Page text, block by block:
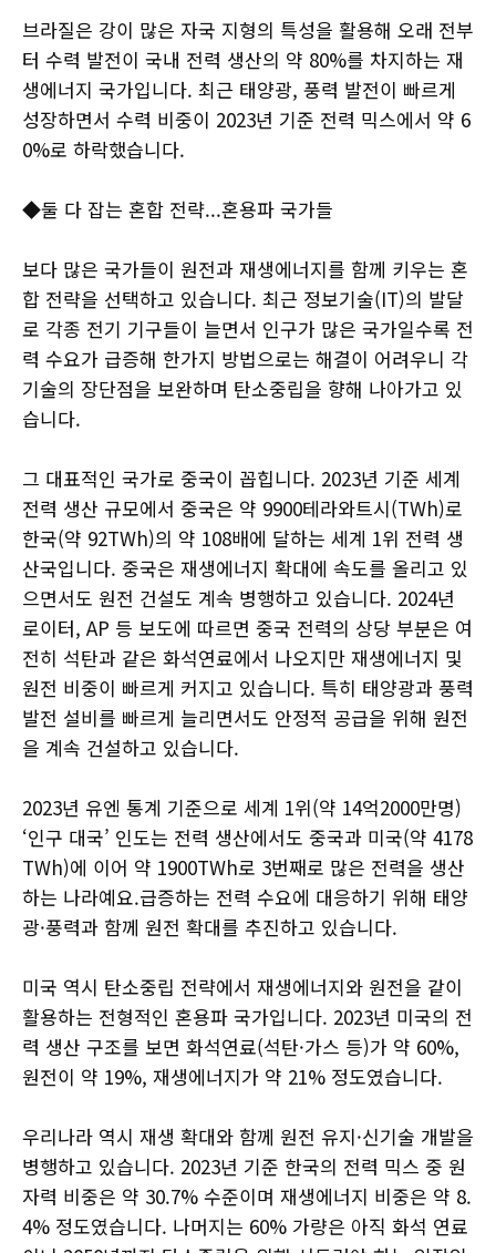
브라질은 강이 많은 자국 지형의 특성을 활용해 오래 전부
터 수력 발전이 국내 전력 생산의 약 80%를 차지하는 재
생에너지 국가입니다. 최근 태양광, 풍력 발전이 빠르게
성장하면서 수력 비중이 2023년 기준 전력 믹스에서 약 6
0%로 하락했습니다.
◆둘 다 잡는 혼합 전략...혼용파 국가들
보다 많은 국가들이 원전과 재생에너지를 함께 키우는 혼
합 전략을 선택하고 있습니다. 최근 정보기술(IT)의 발달
로 각종 전기 기구들이 늘면서 인구가 많은 국가일수록 전
력 수요가 급증해 한가지 방법으로는 해결이 어려우니 각
기술의 장단점을 보완하며 탄소중립을 향해 나아가고 있
습니다.
그 대표적인 국가로 중국이 꼽힙니다. 2023년 기준 세계
전력 생산 규모에서 중국은 약 9900테라와트시(TWh)로
한국(약 92TWh)의 약 108배에 달하는 세계 1위 전력 생
산국입니다. 중국은 재생에너지 확대에 속도를 올리고 있
으면서도 원전 건설도 계속 병행하고 있습니다. 2024년
로이터, AP 등 보도에 따르면 중국 전력의 상당 부분은 여
전히 석탄과 같은 화석연료에서 나오지만 재생에너지 및
원전 비중이 빠르게 커지고 있습니다. 특히 태양광과 풍력
발전 설비를 빠르게 늘리면서도 안정적 공급을 위해 원전
을 계속 건설하고 있습니다.
2023년 유엔 통계 기준으로 세계 1위(약 14억2000만명)
‘인구 대국’ 인도는 전력 생산에서도 중국과 미국(약 4178
TWh)에 이어 약 1900TWh로 3번째로 많은 전력을 생산
하는 나라예요.급증하는 전력 수요에 대응하기 위해 태양
광·풍력과 함께 원전 확대를 추진하고 있습니다.
미국 역시 탄소중립 전략에서 재생에너지와 원전을 같이
활용하는 전형적인 혼용파 국가입니다. 2023년 미국의 전
력 생산 구조를 보면 화석연료(석탄·가스 등)가 약 60%,
원전이 약 19%, 재생에너지가 약 21% 정도였습니다.
우리나라 역시 재생 확대와 함께 원전 유지·신기술 개발을
병행하고 있습니다. 2023년 기준 한국의 전력 믹스 중 원
자력 비중은 약 30.7% 수준이며 재생에너지 비중은 약 8.
4% 정도였습니다. 나머지는 60% 가량은 아직 화석 연료